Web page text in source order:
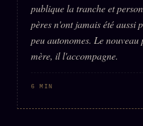
publique la tranche et
pères n'ont jamais été aussi
peu autonomes. Le
mère, il l'accompagne.
6 MIN